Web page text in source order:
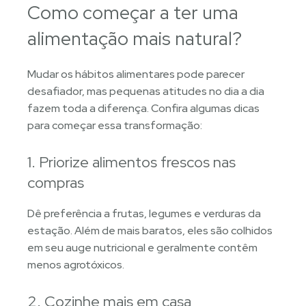
Como começar a ter uma
alimentação mais natural?
Mudar os hábitos alimentares pode parecer
desafiador, mas pequenas atitudes no dia a dia
fazem toda a diferença. Confira algumas dicas
para começar essa transformação:
1. Priorize alimentos frescos nas
compras
Dê preferência a frutas, legumes e verduras da
estação. Além de mais baratos, eles são colhidos
em seu auge nutricional e geralmente contêm
menos agrotóxicos.
2. Cozinhe mais em casa